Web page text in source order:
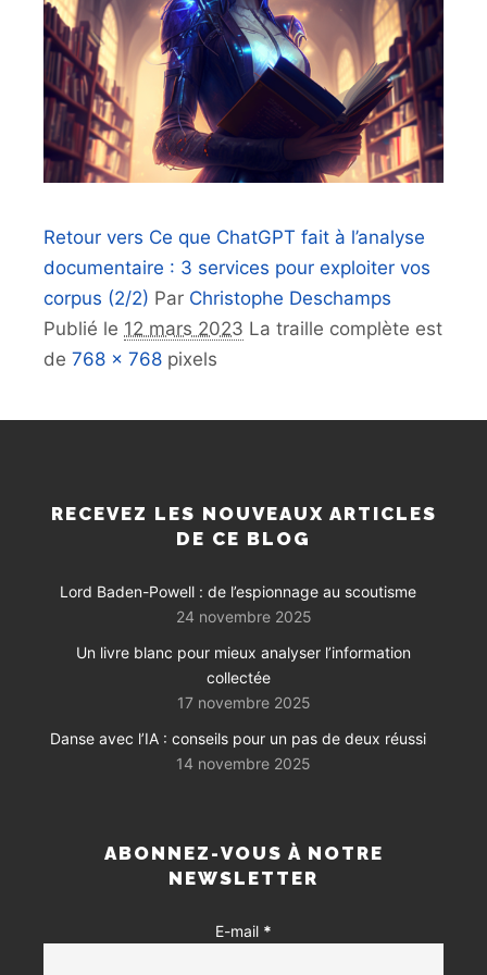
Retour vers Ce que ChatGPT fait à l’analyse
documentaire : 3 services pour exploiter vos
corpus (2/2) Par Christophe Deschamps
Publié le 12 mars 2023 La traille complète est
de 768 × 768 pixels
RECEVEZ LES NOUVEAUX ARTICLES
DE CE BLOG
Lord Baden-Powell : de l’espionnage au scoutisme
24 novembre 2025
Un livre blanc pour mieux analyser l’information
collectée
17 novembre 2025
Danse avec l’IA : conseils pour un pas de deux réussi
14 novembre 2025
ABONNEZ-VOUS À NOTRE
NEWSLETTER
E-mail *